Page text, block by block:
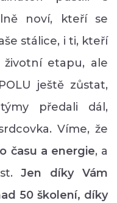
noví, kteří se
stálice, i ti, kteří
etapu, ale
ještě zůstat,
předali dál,
Víme, že
času a energie, a
Jen díky Vám
50 školení, díky